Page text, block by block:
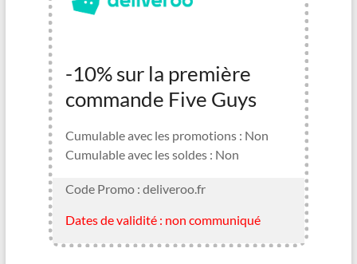
-10% sur la première
commande Five Guys
Cumulable avec les promotions : Non
Cumulable avec les soldes : Non
Code Promo : deliveroo.fr
Dates de validité : non communiqué